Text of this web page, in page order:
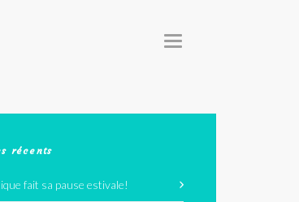
T
O
A
O
récents
fait sa pause estivale!